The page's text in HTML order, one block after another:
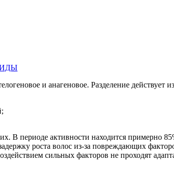
и анагеновое. Разделение
В периоде активности находится примерно
роста волос из-за повреждающих
сильных факторов не проходят